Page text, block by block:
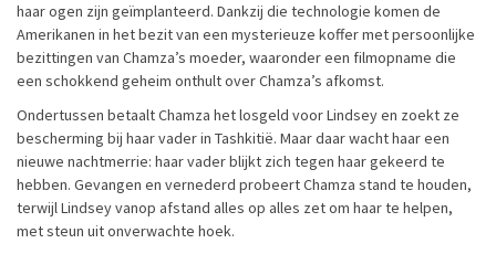
haar ogen zijn geïmplanteerd. Dankzij die technologie komen de
Amerikanen in het bezit van een mysterieuze koffer met persoonlijke
bezittingen van Chamza’s moeder, waaronder een filmopname die
een schokkend geheim onthult over Chamza’s afkomst.
Ondertussen betaalt Chamza het losgeld voor Lindsey en zoekt ze
bescherming bij haar vader in Tashkitië. Maar daar wacht haar een
nieuwe nachtmerrie: haar vader blijkt zich tegen haar gekeerd te
hebben. Gevangen en vernederd probeert Chamza stand te houden,
terwijl Lindsey vanop afstand alles op alles zet om haar te helpen,
met steun uit onverwachte hoek.